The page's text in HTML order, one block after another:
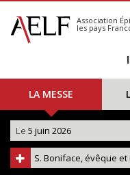
S'abonner
Calendrier
Association
les pays
LA MESSE
Le 5 juin 2026
S. Boniface, évêque